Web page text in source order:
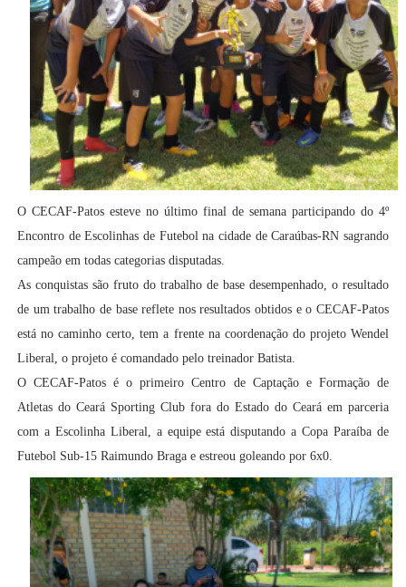
O CECAF-Patos esteve no último final de semana participando do 4º
Encontro de Escolinhas de Futebol na cidade de Caraúbas-RN sagrando
campeão em todas categorias disputadas.
As conquistas são fruto do trabalho de base desempenhado, o resultado
de um trabalho de base reflete nos resultados obtidos e o CECAF-Patos
está no caminho certo, tem a frente na coordenação do projeto Wendel
Liberal, o projeto é comandado pelo treinador Batista.
O CECAF-Patos é o primeiro Centro de Captação e Formação de
Atletas do Ceará Sporting Club fora do Estado do Ceará em parceria
com a Escolinha Liberal, a equipe está disputando a Copa Paraíba de
Futebol Sub-15 Raimundo Braga e estreou goleando por 6x0.